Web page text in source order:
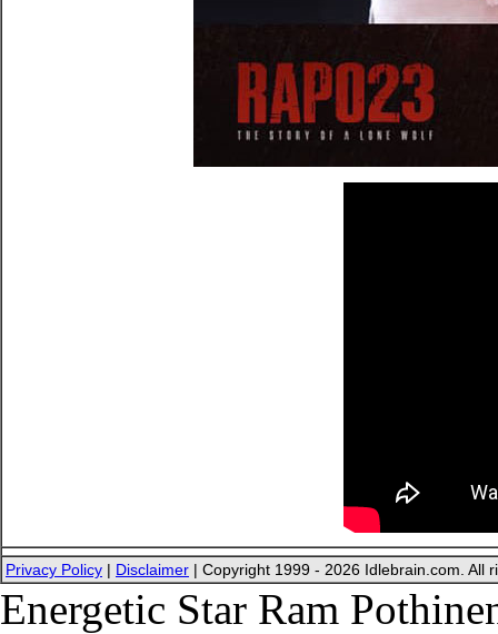
Privacy Policy | Disclaimer | Copyright 1999 - 2026 Idlebrain.com. All
Energetic Star Ram